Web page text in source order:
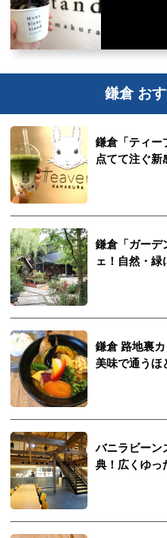
鎌倉 お
鎌倉「ティー
点てて注ぐ新
鎌倉「ガーデ
ェ！自然・緑
鎌倉 路地裏
美味で通うほ
バニラビーン
典！広くゆっ